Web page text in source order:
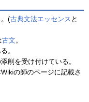
(古典文法エッセンス と
古文。
。
削を受け付けている。
の師のページに記載さ